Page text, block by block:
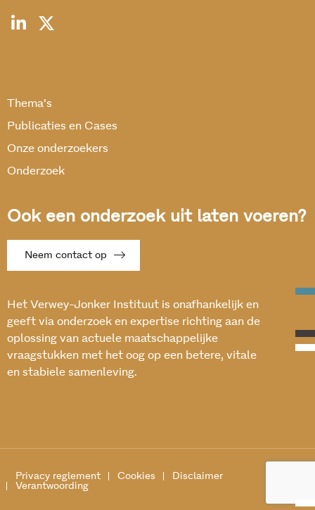
Thema’s
Publicaties en Cases
Onze onderzoekers
Onderzoek
Ook een onderzoek uit laten voeren?
Neem contact op
Het Verwey-Jonker Instituut is onafhankelijk en
geeft via onderzoek en expertise richting aan de
oplossing van actuele maatschappelijke
vraagstukken met het oog op een betere, vitale
en stabiele samenleving.
Privacy reglement Cookies
Disclaimer
Verantwoording